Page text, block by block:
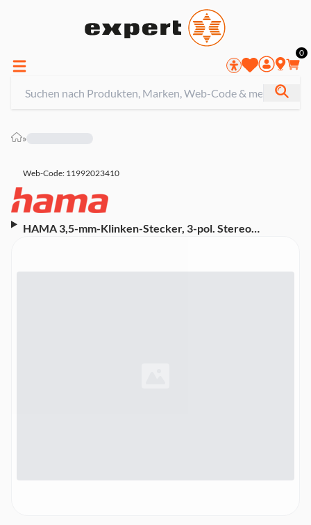
0
»
Web-Code: 11992023410
HAMA 3,5-mm-Klinken-Stecker, 3-pol. Stereo